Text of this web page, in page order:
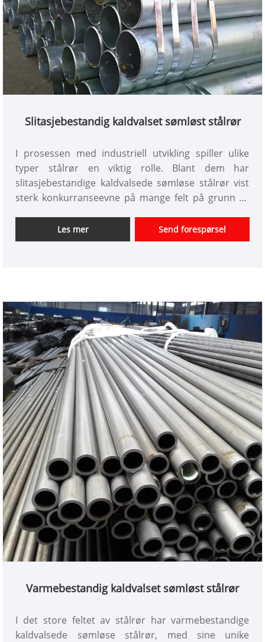
Slitasjebestandig kaldvalset sømløst stålrør
I prosessen med industriell utvikling spiller ulike
typer stålrør en viktig rolle. Blant dem har
slitasjebestandige kaldvalsede sømløse stålrør vist
sterk konkurranseevne på mange felt på grunn av
Co., Ltd. har en enestående ytelse på dette feltet.
Les mer Send forespørsel
Varmebestandig kaldvalset sømløst stålrør
I det store feltet av stålrør har varmebestandige
kaldvalsede sømløse stålrør, med sine unike